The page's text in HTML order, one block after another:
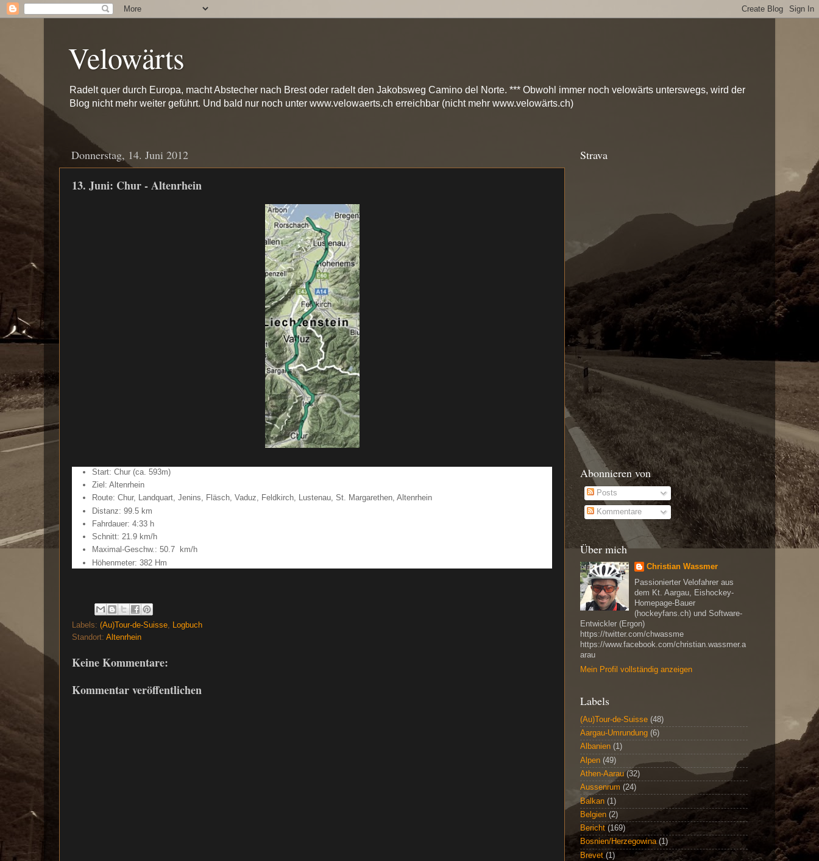
Velowärts
Radelt quer durch Europa, macht Abstecher nach Brest oder radelt den Jakobsweg Camino del Norte. *** Obwohl immer noch velowärts unterswegs, wird der
Blog nicht mehr weiter geführt. Und bald nur noch unter www.velowaerts.ch erreichbar (nicht mehr www.velowärts.ch)
Donnerstag, 14. Juni 2012
13. Juni: Chur - Altenrhein
Start: Chur (ca. 593m)
Ziel: Altenrhein
Route: Chur, Landquart, Jenins, Fläsch, Vaduz, Feldkirch, Lustenau, St. Margarethen, Altenrhein
Distanz: 99.5 km
Fahrdauer: 4:33 h
Schnitt: 21.9 km/h
Maximal-Geschw.: 50.7 km/h
Höhenmeter: 382 Hm
Labels: (Au)Tour-de-Suisse, Logbuch
Standort: Altenrhein
Keine Kommentare:
Kommentar veröffentlichen
Strava
Abonnieren von
Posts
Kommentare
Über mich
Christian Wassmer
Passionierter Velofahrer aus
dem Kt. Aargau, Eishockey-
Homepage-Bauer
(hockeyfans.ch) und Software-
Entwickler (Ergon)
https://twitter.com/chwassme
https://www.facebook.com/christian.wassmer.a
arau
Mein Profil vollständig anzeigen
Labels
(Au)Tour-de-Suisse (48)
Aargau-Umrundung (6)
Albanien (1)
Alpen (49)
Athen-Aarau (32)
Aussenrum (24)
Balkan (1)
Belgien (2)
Bericht (169)
Bosnien/Herzegowina (1)
Brevet (1)